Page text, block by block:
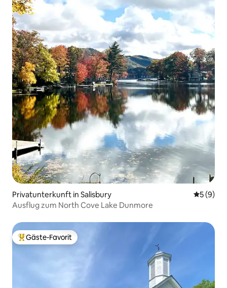
Privatunterkunft in Salisbury
5 (9)
Ausflug zum North Cove Lake Dunmore
Beliebter Gäste-Favorit.
Gäste-Favorit